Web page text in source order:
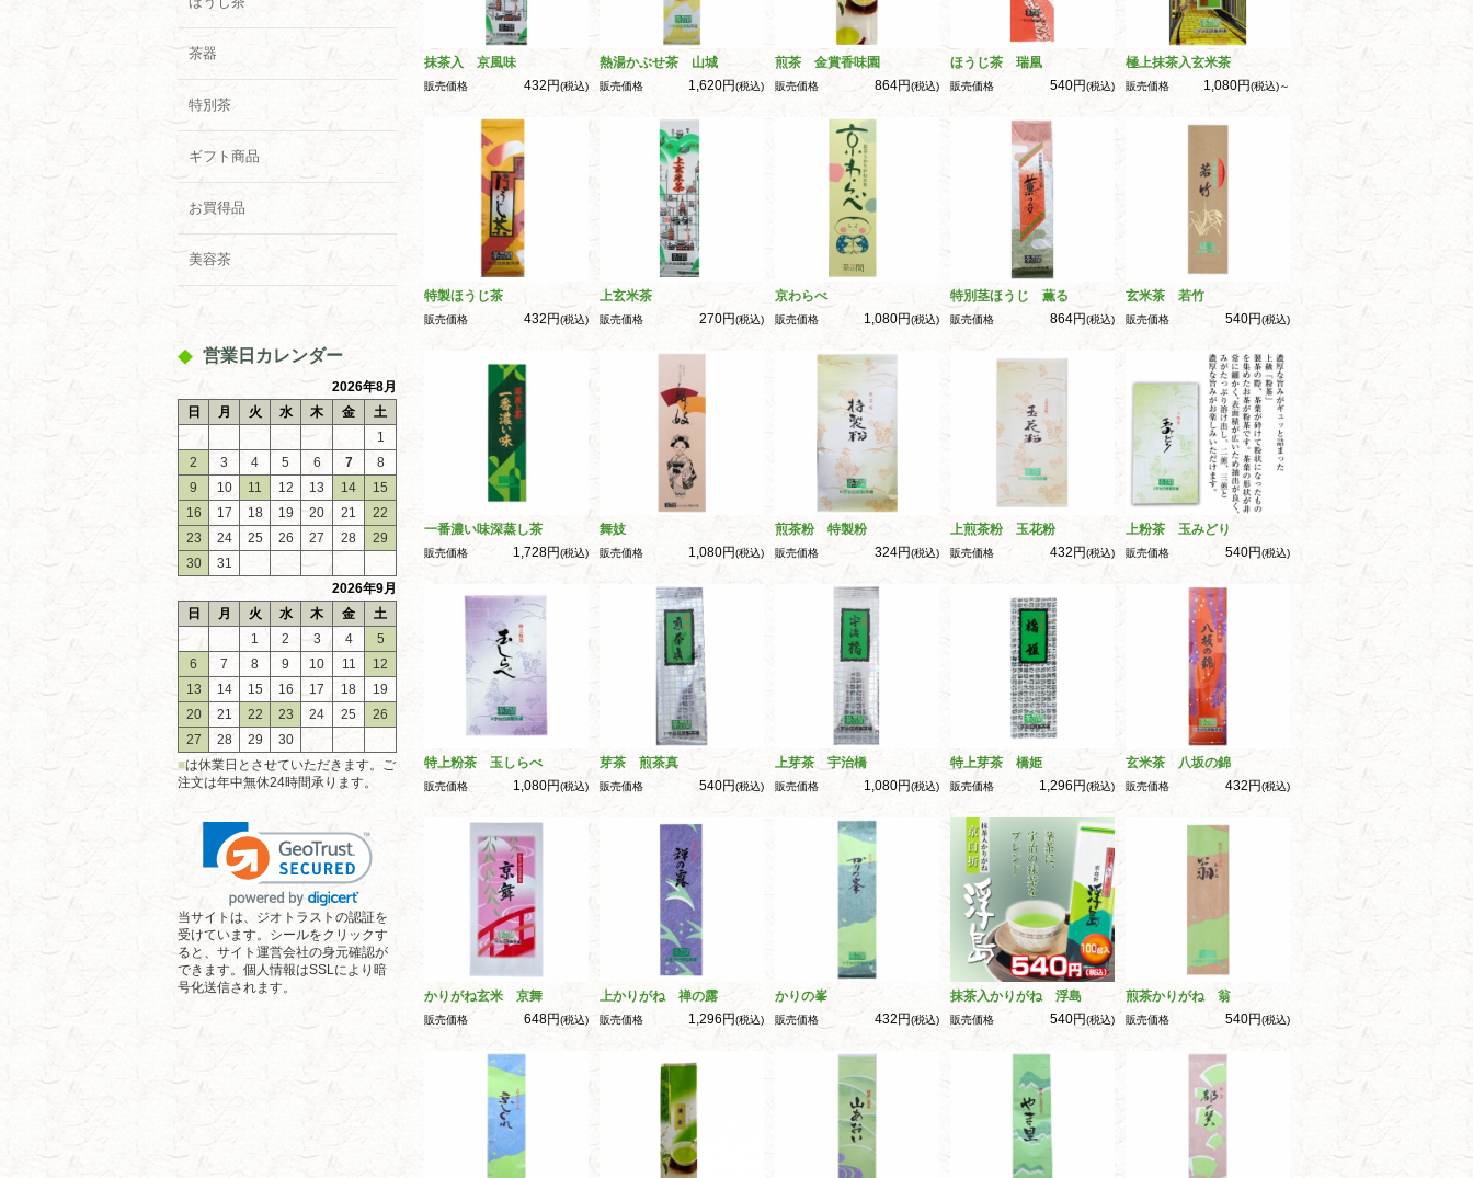
茶器
特別茶
ギフト商品
お買得品
美容茶
営業日カレンダー
2026年8月
日
月 火 水 木 金
土
1
2
3 4 5 6 7
8
9
10 11 12 13 14
15
16
17 18 19 20 21
22
23
24 25 26 27 28
29
30
31
2026年9月
日
月 火 水 木 金
土
1
2 3 4
5
6
7 8 9 10 11
12
13
14 15 16 17 18
19
20
21 22 23 24 25
26
27
28 29
30
■は休業日とさせていただきます。ご
注文は年中無休24時間承ります。
当サイトは、ジオトラストの認証を
受けています。シールをクリックす
ると、サイト運営会社の身元確認が
できます。個人情報はSSLにより暗
号化送信されます。
抹茶入 京風味
販売価格 432円(税込)
熱湯かぶせ茶 山城
販売価格 1,620円(税込)
煎茶 金賞香味園
販売価格 864円(税込)
ほうじ茶 瑞凰
販売価格 540円(税込)
極上抹茶入玄米茶
販売価格 1,080円(税込)～
特製ほうじ茶
販売価格 432円(税込)
上玄米茶
販売価格 270円(税込)
京わらべ
販売価格 1,080円(税込)
特別茎ほうじ 薫る
販売価格 864円(税込)
玄米茶 若竹
販売価格 540円(税込)
一番濃い味深蒸し茶
販売価格 1,728円(税込)
舞妓
販売価格 1,080円(税込)
煎茶粉 特製粉
販売価格 324円(税込)
上煎茶粉 玉花粉
販売価格 432円(税込)
上粉茶 玉みどり
販売価格 540円(税込)
特上粉茶 玉しらべ
販売価格 1,080円(税込)
芽茶 煎茶真
販売価格 540円(税込)
上芽茶 宇治橋
販売価格 1,080円(税込)
特上芽茶 橋姫
販売価格 1,296円(税込)
玄米茶 八坂の錦
販売価格 432円(税込)
かりがね玄米 京舞
販売価格 648円(税込)
上かりがね 禅の露
販売価格 1,296円(税込)
かりの峯
販売価格 432円(税込)
抹茶入かりがね 浮島
販売価格 540円(税込)
煎茶かりがね 翁
販売価格 540円(税込)